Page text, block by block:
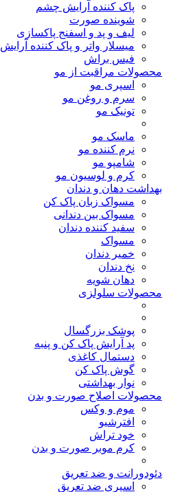
پاک کننده آرایش چشم
شوینده صورت
لیف و پد و اسفنج پاکسازی
میسلار واتر و پاک کننده آرایش
فیس براش
محصولات مراقبت از مو
اسپری مو
سرم و روغن مو
تونیک مو
ماسک مو
نرم کننده مو
شامپو مو
کرم و لوسیون مو
بهداشت دهان و دندان
مسواک زبان پاک کن
مسواک بین دندانی
سفید کننده دندان
مسواک
خمیر دندان
نخ دندان
دهان شویه
محصولات سلولزی
پوشک بزرگسال
پد آرایش پاک کن و پنبه
دستمال کاغذی
گوش پاک کن
نوار بهداشتی
محصولات اصلاح صورت و بدن
موم و وکس
افترشیو
خود تراش
کرم موبر صورت و بدن
دئودورانت و ضد تعریق
اسپری ضد تعریق